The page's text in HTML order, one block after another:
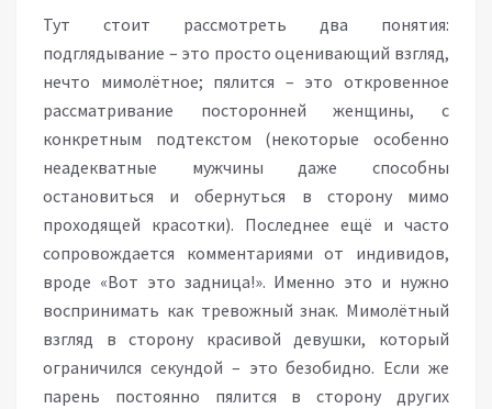
Тут стоит рассмотреть два понятия:
подглядывание – это просто оценивающий взгляд,
нечто мимолётное; пялится – это откровенное
рассматривание посторонней женщины, с
конкретным подтекстом (некоторые особенно
неадекватные мужчины даже способны
остановиться и обернуться в сторону мимо
проходящей красотки). Последнее ещё и часто
сопровождается комментариями от индивидов,
вроде «Вот это задница!». Именно это и нужно
воспринимать как тревожный знак. Мимолётный
взгляд в сторону красивой девушки, который
ограничился секундой – это безобидно. Если же
парень постоянно пялится в сторону других